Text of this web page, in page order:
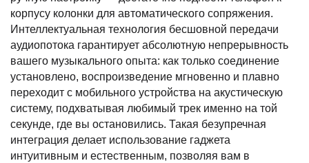
корпусу колонки для автоматического сопряжения.
Интеллектуальная технология бесшовной передачи
аудиопотока гарантирует абсолютную непрерывность
вашего музыкального опыта: как только соединение
установлено, воспроизведение мгновенно и плавно
переходит с мобильного устройства на акустическую
систему, подхватывая любимый трек именно на той
секунде, где вы остановились. Такая безупречная
интеграция делает использование гаджета
интуитивным и естественным, позволяя вам в